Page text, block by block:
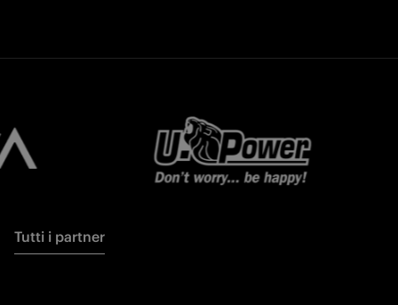
Tutti i partner